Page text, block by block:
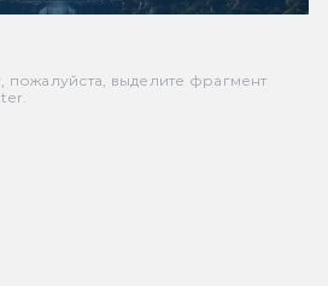
пожалуйста, выделите фрагмент